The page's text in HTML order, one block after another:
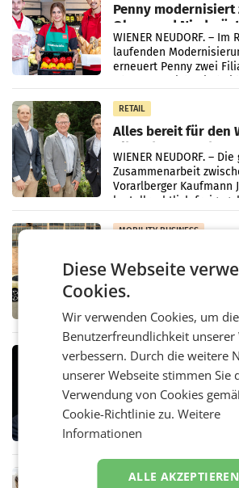
Penny
Ober- und
WIENER NEUDORF. –
laufenden
erneuert Penny zwei
RETAIL
Alles bereit für den
Albrecht setzt ab
WIENER NEUDORF. –
Zusammenarbeit
Vorarlberger Kaufmann
kartellrechtlich
Bundeskartellanwalt
MOBILITY BUSINESS
Rekordergebnis im
verdoppelt
überschreitet die
– Im Juli 2026 erreichte
101.267 Fahrzeuge aus,
Ergebnis gegenüber Juli
MARKETING & MEDIA
Stiftungsrat Lederer
den SN gegen
Mehrere Themen
ORF. Am Dienstag soll
die vom neuen ORF-
Direktionen abgestimmt
MARKETING & MEDIA
Diese Webseite
Cookies.
Wir verwenden Cookies, um die
Benutzerfreundlichkeit unserer
verbessern. Durch die weitere
unserer Webseite stimmen Sie
Verwendung von Cookies
Cookie-Richtlinie zu.Weitere
Informationen
ALLE AKZEPTIEREN